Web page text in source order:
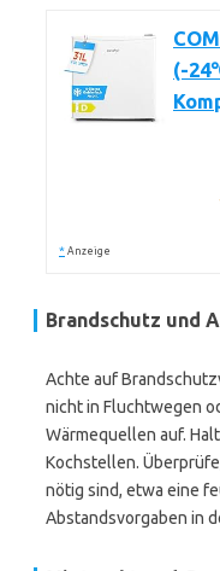
(-
* Anzeige
Brandschutz und
Achte auf
nicht in Fluchtwegen
Wärmequellen auf.
Kochstellen.
nötig sind, etwa eine
Abstandsvorgaben in